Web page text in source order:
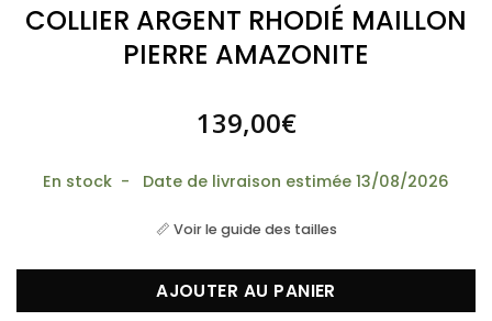
COLLIER ARGENT RHODIÉ MAILLON
PIERRE AMAZONITE
139,00€
En stock - Date de livraison estimée 13/08/2026
📏 Voir le guide des tailles
AJOUTER AU PANIER